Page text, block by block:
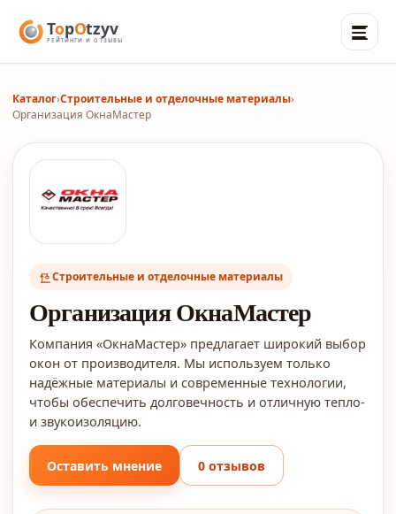
Каталог›Строительные и отделочные материалы›
Организация ОкнаМастер
Строительные и отделочные материалы
Организация ОкнаМастер
Компания «ОкнаМастер» предлагает широкий выбор
окон от производителя. Мы используем только
надёжные материалы и современные технологии,
чтобы обеспечить долговечность и отличную тепло-
и звукоизоляцию.
Оставить мнение 0 отзывов